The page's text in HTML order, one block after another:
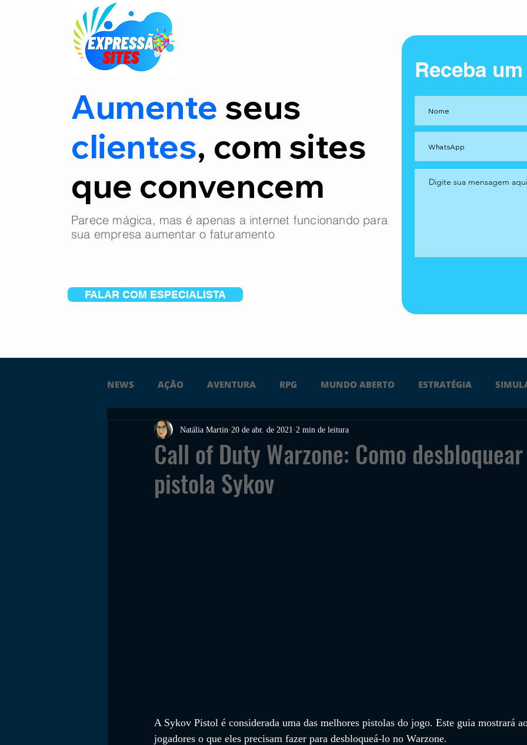
Aumente seus
clientes, com sites
que convencem
Parece mágica, mas é apenas a internet funcionando para
sua empresa aumentar o faturamento
FALAR COM ESPECIALISTA
Receba
NEWS AÇÃO AVENTURA RPG MUNDO ABERTO ESTRATÉGIA
FICÇÃO TERROR PC PS4 PS5
TRAILER PLATAFORMA
Call of Duty Warzone: Como
pistola Sykov
Natália Martin 20 de abr. de 2021 2 min de leitura
A Sykov Pistol é considerada uma das melhores pistolas do jogo. Este guia mostrará
jogadores o que eles precisam fazer para desbloqueá-lo no Warzone.